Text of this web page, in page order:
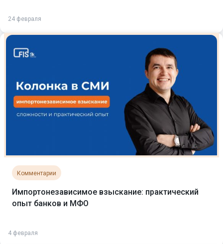
24 февраля
Комментарии
Импортонезависимое взыскание: практический
опыт банков и МФО
4 февраля